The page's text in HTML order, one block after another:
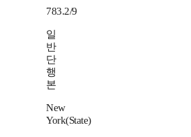
783.2/9
일
반
단
행
본
New
York(State)